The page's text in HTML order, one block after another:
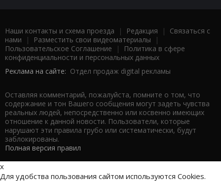
Наши контакты и схема проезда | Редакция | Связаться с
нами | Разместить свои видеоматериалы |
Пользовательское Соглашение |
Политика в сфере
конфиденциальности и персональных данных
Реклама на сайте: Отдел продаж digital рекламы
Оставляя комментарий, пожалуйста, помните о том, что
содержание и тон Вашего сообщения могут задеть чувства
реальных людей, непосредственно или косвенно имеющих
отношение к данной новости. Пользователи, которые
нарушают эти правила грубо или систематически, будут
заблокированы.
Полная версия правил
x
Для удобства пользования сайтом используются Cookies.